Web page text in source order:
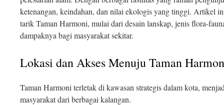
ketenangan, keindahan, dan nilai ekologis yang tinggi. Artikel
tarik Taman Harmoni, mulai dari desain lanskap, jenis flora-
dampaknya bagi masyarakat sekitar.
Lokasi dan Akses Menuju Taman
Taman Harmoni terletak di kawasan strategis dalam kota,
masyarakat dari berbagai kalangan.